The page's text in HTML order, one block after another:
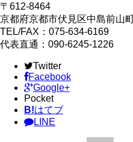
〒612-8464
京都府京都市伏見区中島前山
TEL/FAX：075-634-6169
代表直通：090-6245-1226
Twitter
Facebook
Google+
Pocket
B!はてブ
LINE